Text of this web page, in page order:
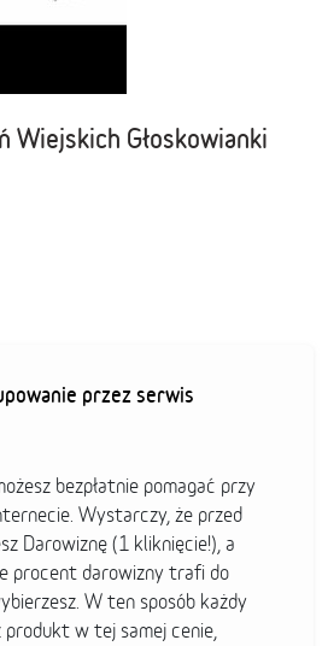
Wiejskich Głoskowianki
przez serwis
bezpłatnie pomagać przy
Wystarczy, że przed
Darowiznę (1 kliknięcie!), a
procent darowizny trafi do
W ten sposób każdy
w tej samej cenie,